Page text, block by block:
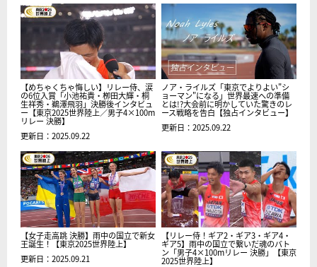
【めちゃくちゃ悔しい】リレー侍、涙
の6位入賞「小池祐貴・栁田大輝・桐
生祥秀・鵜澤飛羽」決勝後インタビュ
ー【東京2025世界陸上／男子4×100m
リレー 決勝】
更新日：2025.09.22
ノア・ライルズ「東京でよりよい"シ
ョーマン"になる」世界最速への準備
とは!?大会前に明かしていた驚きのレ
ース戦略を告白【独占インタビュー】
更新日：2025.09.22
【女子走高跳 決勝】雨中の国立で新女
王誕生！【東京2025世界陸上】
更新日：2025.09.21
【リレー侍！ギア2・ギア3・ギア4・
ギア5】雨中の国立で繋いだ魂のバト
ン「男子4×100mリレー 決勝」【東京
2025世界陸上】